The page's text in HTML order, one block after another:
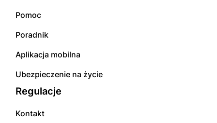
Pomoc
Poradnik
Aplikacja mobilna
Ubezpieczenie na życie
Regulacje
Kontakt